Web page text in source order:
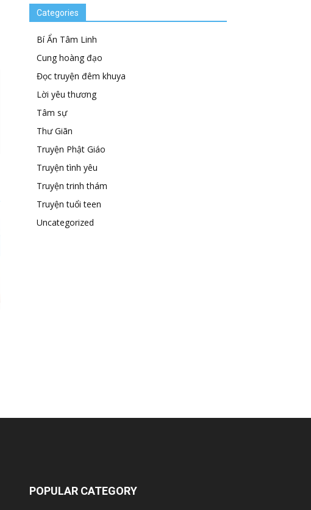
Categories
Bí Ẩn Tâm Linh
Cung hoàng đạo
Đọc truyện đêm khuya
Lời yêu thương
Tâm sự
Thư Giãn
Truyện Phật Giáo
Truyện tình yêu
Truyện trinh thám
Truyện tuổi teen
Uncategorized
POPULAR CATEGORY